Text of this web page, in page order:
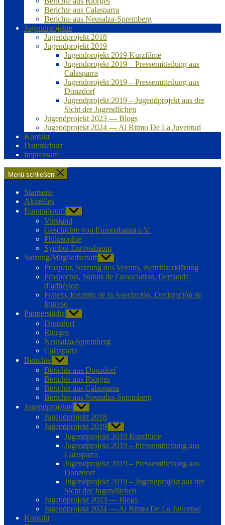
Berichte aus Calasparra
Berichte aus Neusalza-Spremberg
Jugendprojekte
Jugendprojekt 2018
Jugendprojekt 2019
Jugendprojekt 2019 Kurzfilme
Jugendprojekt 2019 – Pressemitteilung aus
Calasparra
Jugendprojekt 2019 – Pressemitteilung aus
Donzdorf
Jugendprojekt 2019 – Jugendprojekt aus der
Sicht der Jugendlichen
Jugendprojekt 2023 — Blogs
Jugendprojekt 2024 — Al Ritmo De La Juventud
Kontakt
Datenschutz
Impressum
Menü schließen
Startseite
Aktuelles
Europabaum Untermenü
anzeigen
Vorstand
Geschichte von Europabaum e.V.
Philosophie
Symbol Europabaum
Satzung/Mitgliedschaft Untermenü
anzeigen
Prospekt, Satzung des Vereins, Beitrittserklärung
Prospectus, Statuts de l’association, Demande
d’adhésion
Folleto, Estatuto de la Asociación, Declaración de
Ingreso
Partnerstädte Untermenü
anzeigen
Donzdorf
Riorges
Neusalza-Spremberg
Calasparra
Berichte Untermenü
anzeigen
Berichte aus Donzdorf
Berichte aus Riorges
Berichte aus Calasparra
Berichte aus Neusalza-Spremberg
Jugendprojekte Untermenü
anzeigen
Jugendprojekt 2018
Jugendprojekt 2019 Untermenü
anzeigen
Jugendprojekt 2019 Kurzfilme
Jugendprojekt 2019 – Pressemitteilung aus
Calasparra
Jugendprojekt 2019 – Pressemitteilung aus
Donzdorf
Jugendprojekt 2019 – Jugendprojekt aus der
Sicht der Jugendlichen
Jugendprojekt 2023 — Blogs
Jugendprojekt 2024 — Al Ritmo De La Juventud
Kontakt